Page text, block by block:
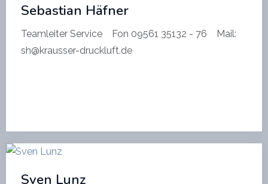
Sebastian Häfner
Teamleiter Service Fon 09561 35132 - 76 Mail:
sh@krausser-druckluft.de
Sven Lunz